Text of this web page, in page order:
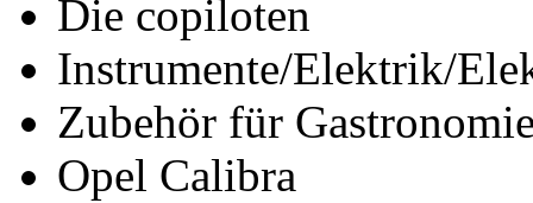
Die copiloten
Instrumente/Elektrik/
Zubehör für
Opel Calibra